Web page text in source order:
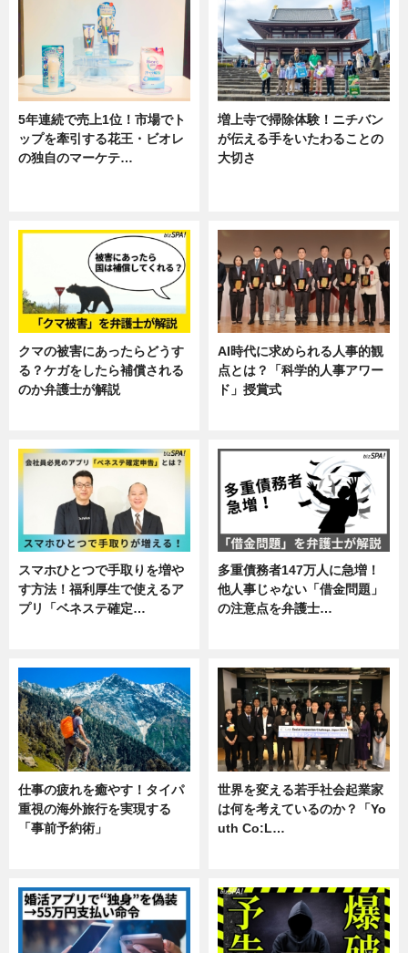
5年連続で売上1位！市場でト
ップを牽引する花王・ビオレ
の独自のマーケテ…
増上寺で掃除体験！ニチバン
が伝える手をいたわることの
大切さ
クマの被害にあったらどうす
る？ケガをしたら補償される
のか弁護士が解説
AI時代に求められる人事的観
点とは？「科学的人事アワー
ド」授賞式
スマホひとつで手取りを増や
す方法！福利厚生で使えるア
プリ「ベネステ確定…
多重債務者147万人に急増！
他人事じゃない「借金問題」
の注意点を弁護士…
仕事の疲れを癒やす！タイパ
重視の海外旅行を実現する
「事前予約術」
世界を変える若手社会起業家
は何を考えているのか？「Yo
uth Co:L…